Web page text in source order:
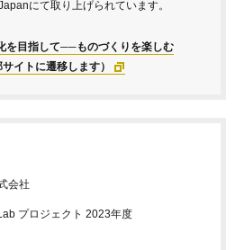
にて取り上げられています。
を目指して──ものづくりを楽しむ
イトに遷移します）
会社
プロジェクト 2023年度